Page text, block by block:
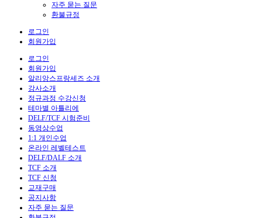
자주 묻는 질문
환불규정
로그인
회원가입
로그인
회원가입
알리앙스프랑세즈 소개
강사소개
정규과정 수강신청
테마별 아틀리에
DELF/TCF 시험준비
동영상수업
1:1 개인수업
온라인 레벨테스트
DELF/DALF 소개
TCF 소개
TCF 신청
교재구매
공지사항
자주 묻는 질문